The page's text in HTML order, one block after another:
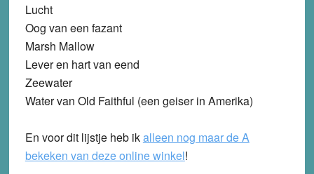
Lucht
Oog van een fazant
Marsh Mallow
Lever en hart van eend
Zeewater
Water van Old Faithful (een geiser in Amerika)
En voor dit lijstje heb ikalleen nog maar de A
bekeken van deze online winkel!